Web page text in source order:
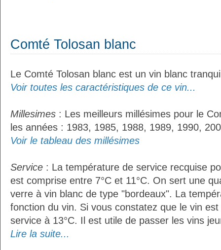
Comté Tolosan blanc
Le Comté Tolosan blanc est un vin blanc
Voir toutes les caractéristiques de ce vin...
Millesimes : Les meilleurs millésimes pour le
les années : 1983, 1985, 1988, 1989, 1990,
Voir le tableau des millésimes
Service : La température de service recquise
est comprise entre 7°C et 11°C. On sert une
verre à vin blanc de type "bordeaux". La
fonction du vin. Si vous constatez que le vin
service à 13°C. Il est utile de passer les vins
Lire la suite...